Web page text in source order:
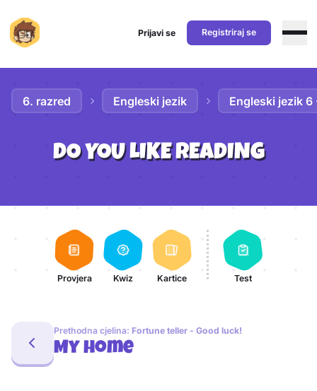
Prijavi se Registriraj se
6. razred Engleski jezik Engleski jezik 6
DO YOU LIKE READING
Aktivnosti lekcije
Provjera Kwiz Kartice Test
Prethodna cjelina: Fortune teller - Good luck!
My home